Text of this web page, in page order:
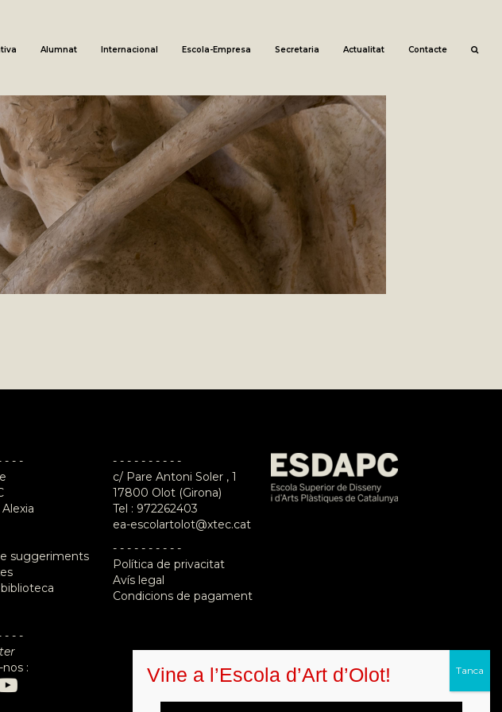
Alumnat Internacional Escola-Empresa Secretaria Actualitat Contacte
- - -
suggeriments
- - -
:
- - - - - - - - - -
c/ Pare Antoni Soler , 1
17800 Olot (Girona)
Tel : 972262403
ea-escolartolot@xtec.cat
- - - - - - - - - -
Política de privacitat
Avís legal
Condicions de pagament
Vine a l’Escola d’Art d’Olot!